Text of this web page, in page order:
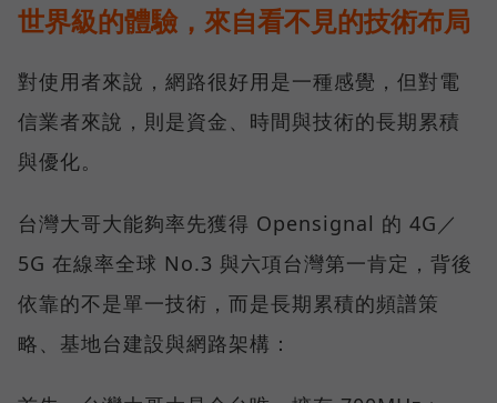
世界級的體驗，來自看不見的技術布局
對使用者來說，網路很好用是一種感覺，但對電
信業者來說，則是資金、時間與技術的長期累積
與優化。
台灣大哥大能夠率先獲得 Opensignal 的 4G／
5G 在線率全球 No.3 與六項台灣第一肯定，背後
依靠的不是單一技術，而是長期累積的頻譜策
略、基地台建設與網路架構：